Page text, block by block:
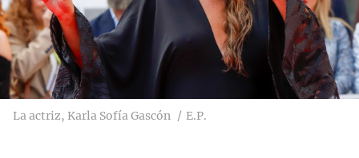
La actriz, Karla Sofía Gascón E.P.